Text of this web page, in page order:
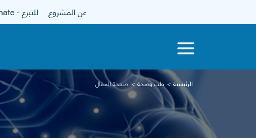
عن المشروع للتبرع - donate
الرئيسية طب وصحة صفحة المقال